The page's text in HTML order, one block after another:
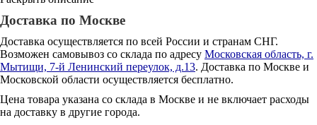
Доставка по Москве
Доставка осуществляется по всей России и странам СНГ.
Возможен самовывоз со склада по адресу Московская область, г.
Мытищи, 7-й Ленинский переулок, д.13. Доставка по Москве и
Московской области осуществляется бесплатно.
Цена товара указана со склада в Москве и не включает расходы
на доставку в другие города.